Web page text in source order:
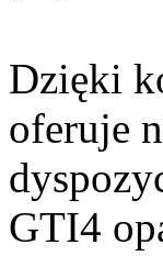
Dzięki
oferuje
GTI4